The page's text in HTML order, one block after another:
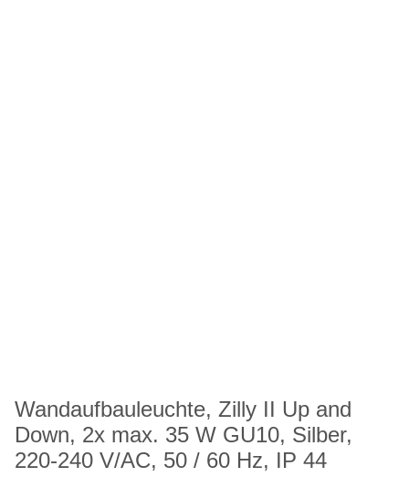
Wandaufbauleuchte, Zilly II Up and
Down, 2x max. 35 W GU10, Silber,
220-240 V/AC, 50 / 60 Hz, IP 44